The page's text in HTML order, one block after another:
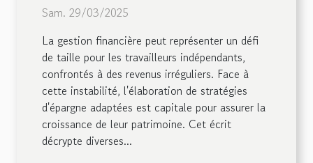
Sam. 29/03/2025
La gestion financière peut représenter un défi
de taille pour les travailleurs indépendants,
confrontés à des revenus irréguliers. Face à
cette instabilité, l'élaboration de stratégies
d'épargne adaptées est capitale pour assurer la
croissance de leur patrimoine. Cet écrit
décrypte diverses...